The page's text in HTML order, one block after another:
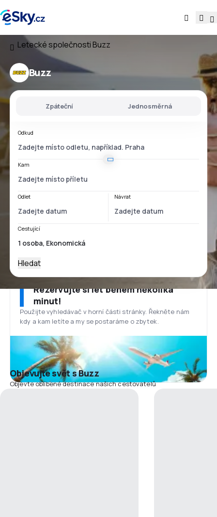
Letecké společnostiBuzz
Buzz
Zpáteční Jednosměrná
Odkud
Kam
Odlet Návrat
Cestující
Hledat
Rezervujte si let během několika
minut!
Použijte vyhledávač v horní části stránky. Řekněte nám
kdy a kam letíte a my se postaráme o zbytek.
Objevujte svět s Buzz
Objevte oblíbené destinace našich cestovatelů